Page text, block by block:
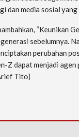
dan media sosial yang
“Keunikan
sebelumnya.
perubahan
Z dapat menjadi
Tito)